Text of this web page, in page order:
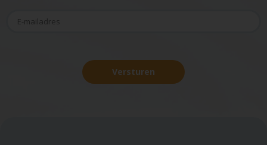
Versturen